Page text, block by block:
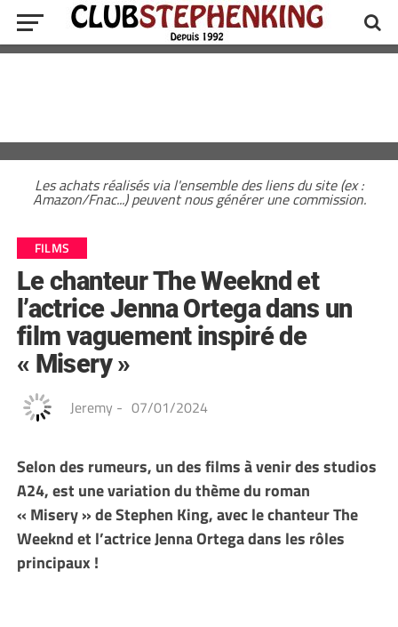
Les achats réalisés via l'ensemble des liens du site (ex :
Amazon/Fnac...) peuvent nous générer une commission.
FILMS
Le chanteur The Weeknd et
l’actrice Jenna Ortega dans un
film vaguement inspiré de
« Misery »
Jeremy - 07/01/2024
Selon des rumeurs, un des films à venir des studios
A24, est une variation du thème du roman
« Misery » de Stephen King, avec le chanteur The
Weeknd et l’actrice Jenna Ortega dans les rôles
principaux !